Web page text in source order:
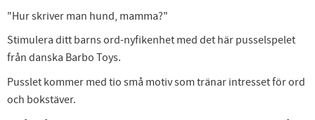
"Hur skriver man hund, mamma?"
Stimulera ditt barns ord-nyfikenhet med det här pusselspelet
från danska Barbo Toys.
Pusslet kommer med tio små motiv som tränar intresset för ord
och bokstäver.